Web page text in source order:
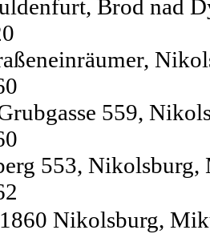
Brod nad
559,
553,
Nikolsburg,